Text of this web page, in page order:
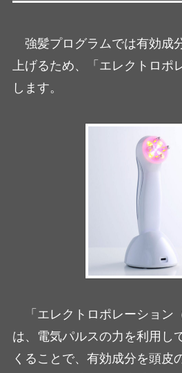
強髪プログラムでは有効成
上げるため、「エレクトロポ
します。
「エレクトロポレーション
は、電気パルスの力を利用し
くることで、有効成分を頭皮